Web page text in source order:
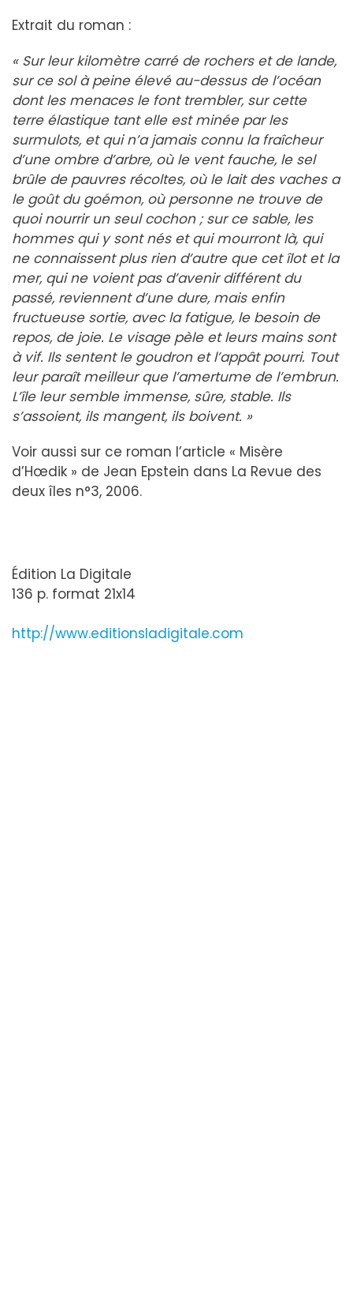
Extrait du roman :
« Sur leur kilomètre carré de rochers et de lande,
sur ce sol à peine élevé au-dessus de l’océan
dont les menaces le font trembler, sur cette
terre élastique tant elle est minée par les
surmulots, et qui n’a jamais connu la fraîcheur
d’une ombre d’arbre, où le vent fauche, le sel
brûle de pauvres récoltes, où le lait des vaches a
le goût du goémon, où personne ne trouve de
quoi nourrir un seul cochon ; sur ce sable, les
hommes qui y sont nés et qui mourront là, qui
ne connaissent plus rien d’autre que cet îlot et la
mer, qui ne voient pas d’avenir différent du
passé, reviennent d’une dure, mais enfin
fructueuse sortie, avec la fatigue, le besoin de
repos, de joie. Le visage pèle et leurs mains sont
à vif. Ils sentent le goudron et l’appât pourri. Tout
leur paraît meilleur que l’amertume de l’embrun.
L’île leur semble immense, sûre, stable. Ils
s’assoient, ils mangent, ils boivent. »
Voir aussi sur ce roman l’article « Misère
d’Hœdik » de Jean Epstein dans La Revue des
deux îles n°3, 2006.
Édition La Digitale
136 p. format 21x14
http://www.editionsladigitale.com